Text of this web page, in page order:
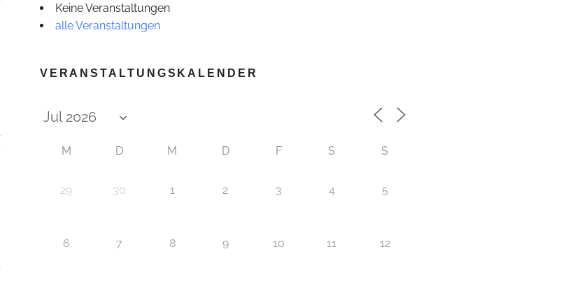
Keine Veranstaltungen
alle Veranstaltungen
VERANSTALTUNGSKALENDER
M D M D F S S
29 30 1 2 3 4 5
6 7 8 9 10 11 12